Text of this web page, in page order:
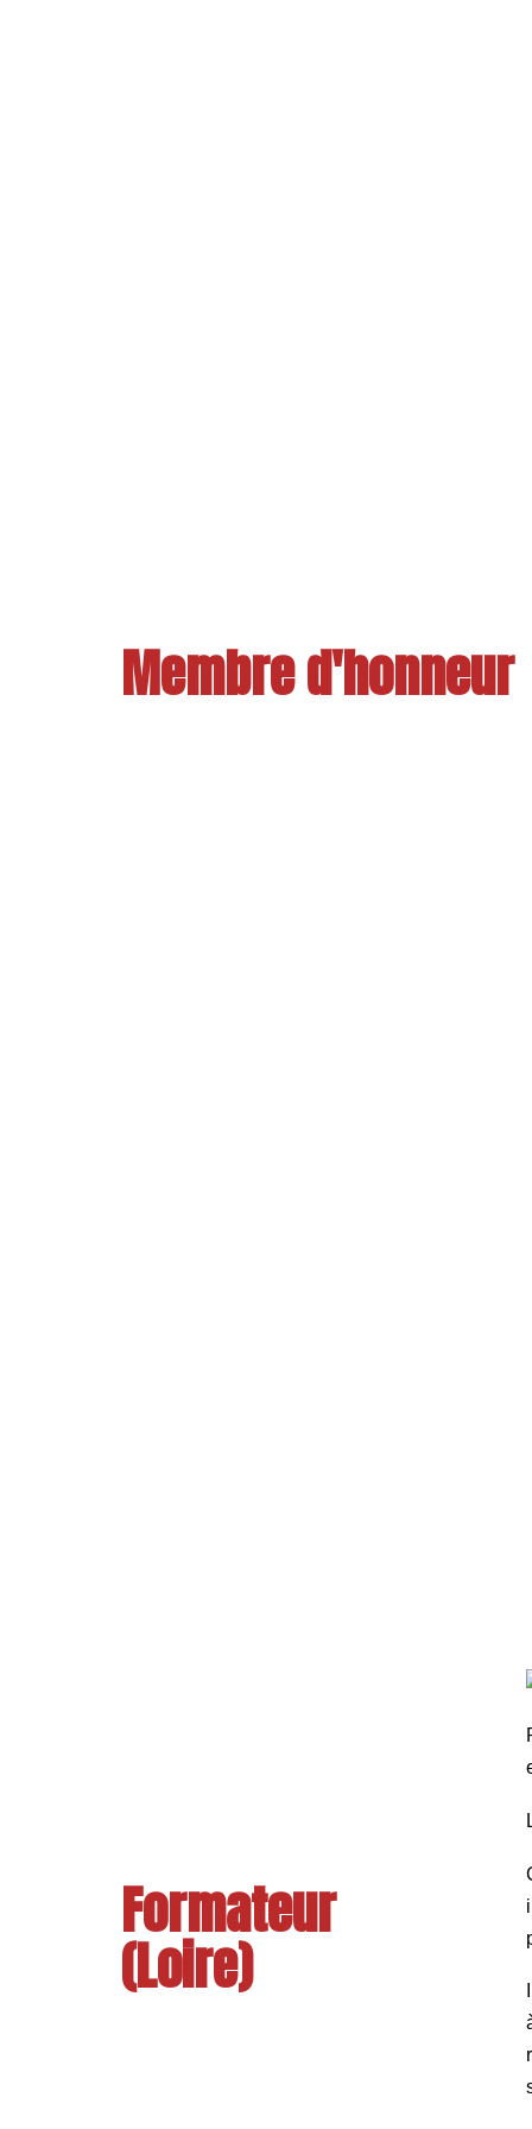
Membre d'honneur
Formateur
(Loire)